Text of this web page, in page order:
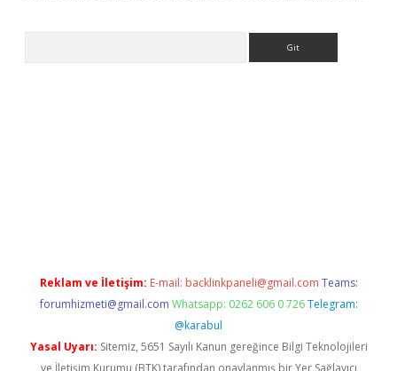
Reklam ve İletişim: E-mail: backlinkpaneli@gmail.com Teams:
forumhizmeti@gmail.com Whatsapp: 0262 606 0 726 Telegram:
@karabul
Yasal Uyarı: Sitemiz, 5651 Sayılı Kanun gereğince Bilgi Teknolojileri
ve İletişim Kurumu (BTK) tarafından onaylanmış bir Yer Sağlayıcı